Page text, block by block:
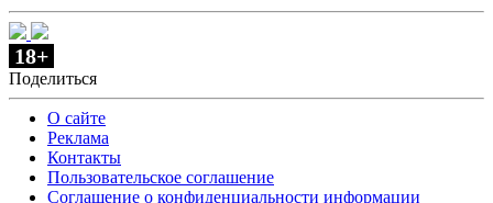
18+
Поделиться
О сайте
Реклама
Контакты
Пользовательское соглашение
Соглашение о конфиденциальности информации